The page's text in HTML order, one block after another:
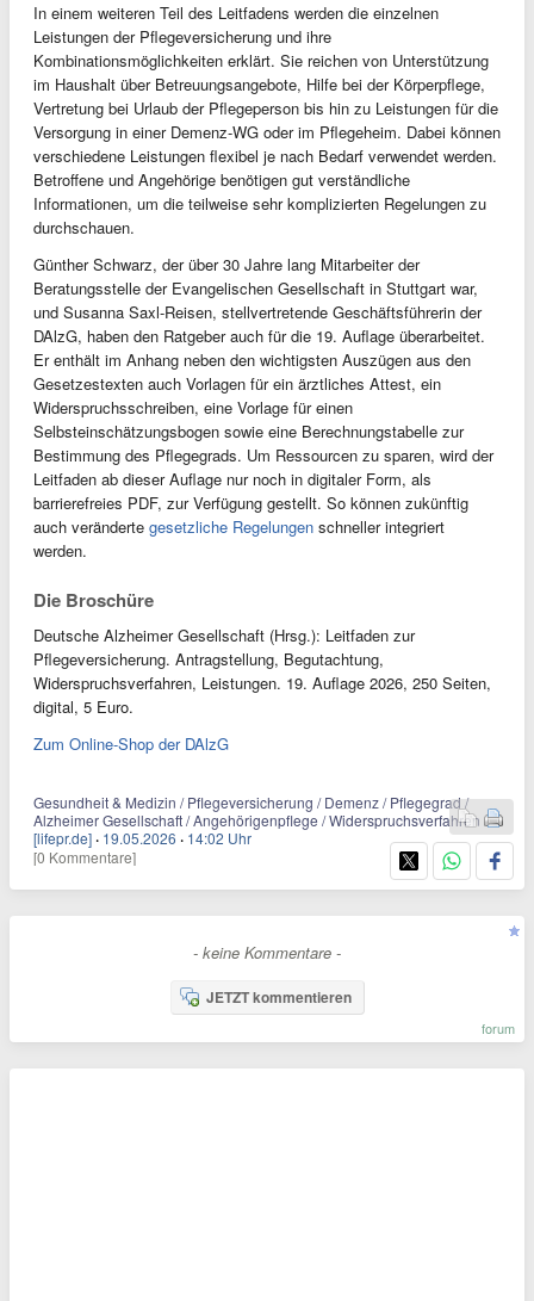
In einem weiteren Teil des Leitfadens werden die einzelnen
Leistungen der Pflegeversicherung und ihre
Kombinationsmöglichkeiten erklärt. Sie reichen von Unterstützung
im Haushalt über Betreuungsangebote, Hilfe bei der Körperpflege,
Vertretung bei Urlaub der Pflegeperson bis hin zu Leistungen für die
Versorgung in einer Demenz-WG oder im Pflegeheim. Dabei können
verschiedene Leistungen flexibel je nach Bedarf verwendet werden.
Betroffene und Angehörige benötigen gut verständliche
Informationen, um die teilweise sehr komplizierten Regelungen zu
durchschauen.
Günther Schwarz, der über 30 Jahre lang Mitarbeiter der
Beratungsstelle der Evangelischen Gesellschaft in Stuttgart war,
und Susanna Saxl-Reisen, stellvertretende Geschäftsführerin der
DAlzG, haben den Ratgeber auch für die 19. Auflage überarbeitet.
Er enthält im Anhang neben den wichtigsten Auszügen aus den
Gesetzestexten auch Vorlagen für ein ärztliches Attest, ein
Widerspruchsschreiben, eine Vorlage für einen
Selbsteinschätzungsbogen sowie eine Berechnungstabelle zur
Bestimmung des Pflegegrads. Um Ressourcen zu sparen, wird der
Leitfaden ab dieser Auflage nur noch in digitaler Form, als
barrierefreies PDF, zur Verfügung gestellt. So können zukünftig
auch veränderte gesetzliche Regelungen schneller integriert
werden.
Die Broschüre
Deutsche Alzheimer Gesellschaft (Hrsg.): Leitfaden zur
Pflegeversicherung. Antragstellung, Begutachtung,
Widerspruchsverfahren, Leistungen. 19. Auflage 2026, 250 Seiten,
digital, 5 Euro.
Zum Online-Shop der DAlzG
Gesundheit & Medizin / Pflegeversicherung / Demenz / Pflegegrad /
Alzheimer Gesellschaft / Angehörigenpflege / Widerspruchsverfahren
[lifepr.de] · 19.05.2026 · 14:02 Uhr
[0 Kommentare]
- keine Kommentare -
JETZT kommentieren
forum